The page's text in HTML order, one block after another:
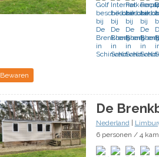
Bewaren
De
Nederland|
6 personen / 4